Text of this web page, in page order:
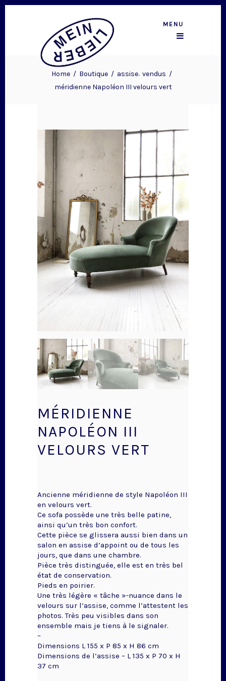
MENU
Home/ Boutique/ assise, vendus /
méridienne Napoléon III velours vert
MÉRIDIENNE
NAPOLÉON III
VELOURS VERT
Ancienne méridienne de style Napoléon III
en velours vert.
Ce sofa possède une très belle patine,
ainsi qu’un très bon confort.
Cette pièce se glissera aussi bien dans un
salon en assise d’appoint ou de tous les
jours, que dans une chambre.
Pièce très distinguée, elle est en très bel
état de conservation.
Pieds en poirier.
Une très légère « tâche »-nuance dans le
velours sur l’assise, comme l’attestent les
photos. Très peu visibles dans son
ensemble mais je tiens à le signaler.
–
Dimensions L 155 x P 85 x H 86 cm
Dimensions de l’assise – L 135 x P 70 x H
37 cm